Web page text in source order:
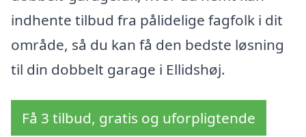
indhente tilbud fra pålidelige fagfolk i dit
område, så du kan få den bedste løsning
til din dobbelt garage i Ellidshøj.
Få 3 tilbud, gratis og uforpligtende